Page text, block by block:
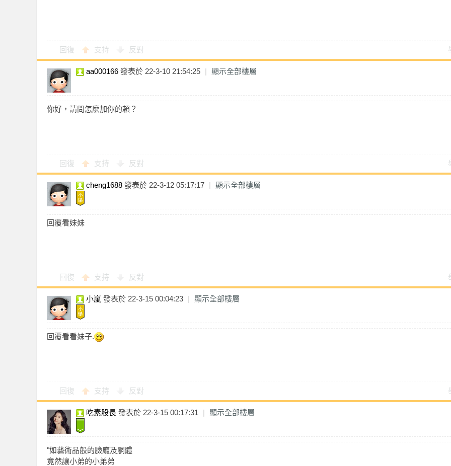
回復 支持 反對
aa000166 發表於 22-3-10 21:54:25 | 顯示全部樓層
你好，請問怎麼加你的賴？
回復 支持 反對
cheng1688 發表於 22-3-12 05:17:17 | 顯示全部樓層
回覆看妹妹
回復 支持 反對
小嵐 發表於 22-3-15 00:04:23 | 顯示全部樓層
回覆看看妹子.
回復 支持 反對
吃素股長 發表於 22-3-15 00:17:31 | 顯示全部樓層
"如藝術品般的臉龐及胴體
竟然讓小弟的小弟弟